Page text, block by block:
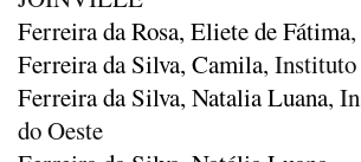
Ferreira da Rosa, Eliete de Fátima
Ferreira da Silva, Camila, Instituto
Ferreira da Silva, Natalia Luana,
do Oeste